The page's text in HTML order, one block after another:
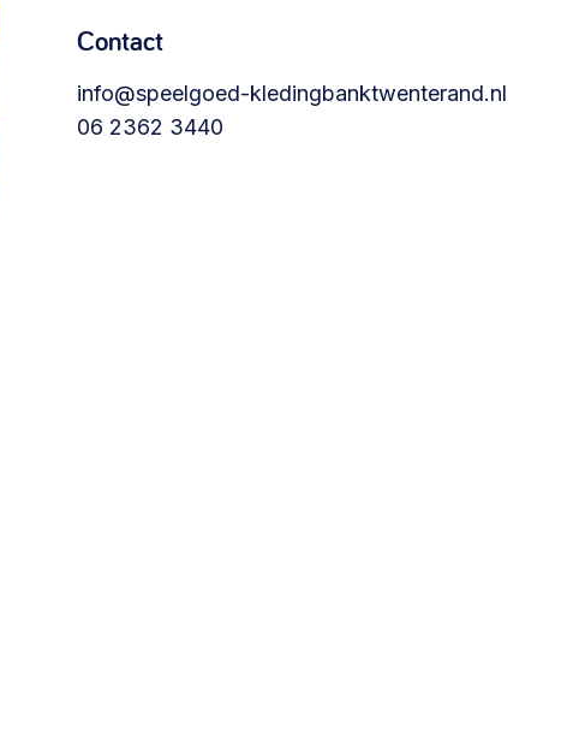
Contact
info@speelgoed-kledingbanktwenterand.nl
06 2362 3440